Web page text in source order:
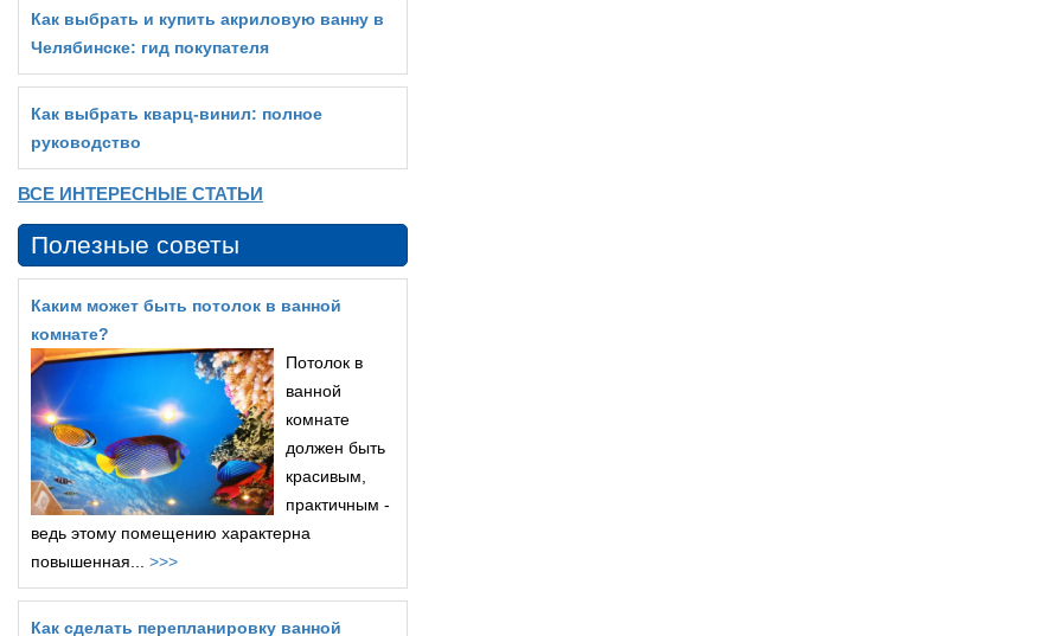
Как выбрать и купить акриловую ванну в
Челябинске: гид покупателя
Как выбрать кварц‑винил: полное
руководство
ВСЕ ИНТЕРЕСНЫЕ СТАТЬИ
Полезные советы
Каким может быть потолок в ванной
комнате?
Потолок в
ванной
комнате
должен быть
красивым,
практичным -
ведь этому помещению характерна
повышенная... >>>
Как сделать перепланировку ванной